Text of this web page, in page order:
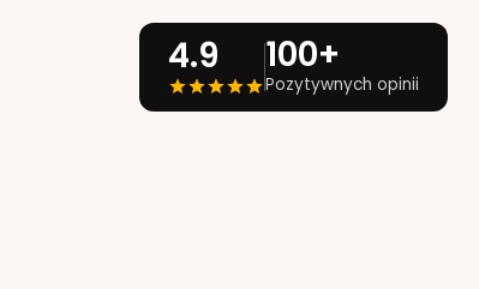
4.9 100+
Pozytywnych opinii